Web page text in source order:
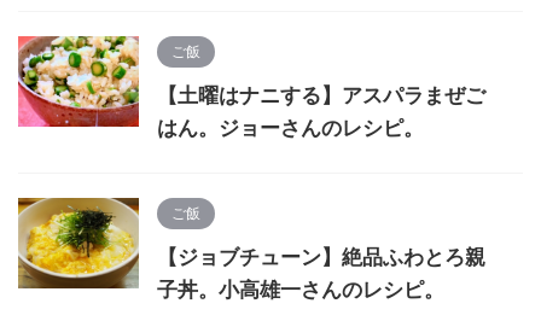
ご飯
【土曜はナニする】アスパラまぜご
はん。ジョーさんのレシピ。
ご飯
【ジョブチューン】絶品ふわとろ親
子丼。小高雄一さんのレシピ。